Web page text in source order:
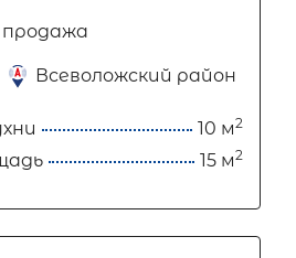
продажа
Всеволожский район
10 м2
15 м2